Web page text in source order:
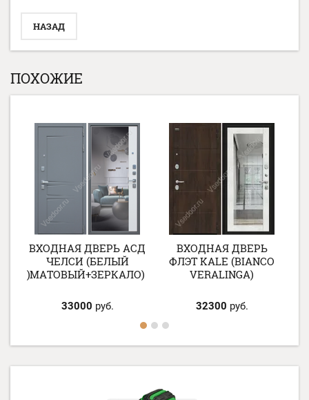
НАЗАД
ПОХОЖИЕ
ВХОДНАЯ ДВЕРЬ АСД
ЧЕЛСИ (БЕЛЫЙ
МАТОВЫЙ+ЗЕРКАЛО)
33000 руб.
ВХОДНАЯ ДВЕРЬ
ФЛЭТ KALE (BIANCO
VERALINGA)
32300 руб.